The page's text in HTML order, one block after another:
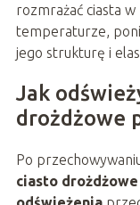
rozmrażać ciasta
temperaturze,
jego strukturę i
Jak
drożdżowe
Po
ciasto drożdżowe